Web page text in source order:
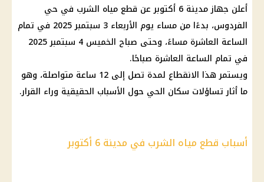
أعلن جهاز مدينة 6 أكتوبر عن قطع مياه الشرب في حي
الفردوس، بدءًا من مساء يوم الأربعاء 3 سبتمبر 2025 في تمام
الساعة العاشرة مساءً، وحتى صباح الخميس 4 سبتمبر 2025
في تمام الساعة العاشرة صباحًا.
ويستمر هذا الانقطاع لمدة تصل إلى 12 ساعة متواصلة، وهو
ما أثار تساؤلات سكان الحي حول الأسباب الحقيقية وراء القرار.
أسباب قطع مياه الشرب في مدينة 6 أكتوبر